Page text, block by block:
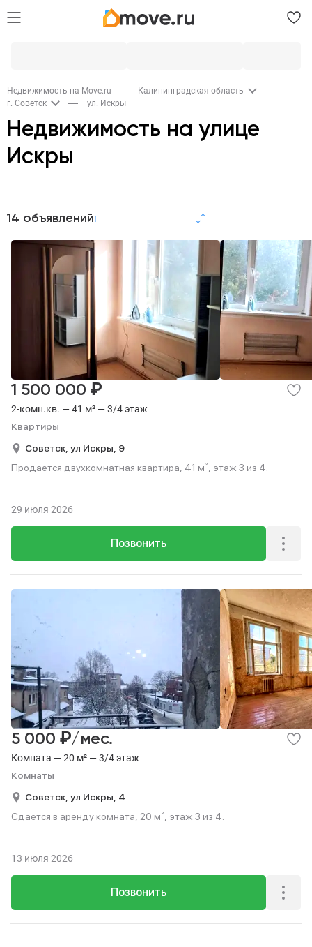
Недвижимость на Move.ru
Калининградская область
г. Советск
ул. Искры
Недвижимость на улице
Искры
Аренда
Квартиры Комнаты 1 Коммерческая 7
14 объявлений
2-комн.кв. — 41 м² — 3/4 этаж
Квартиры
1 500 000 ₽
Советск, ул Искры, 9
Продается двухкомнатная квартира, 41 м², этаж 3 из 4.
Позвонить
29 июля 2026
Комната — 20 м² — 3/4 этаж
Комнаты
5 000 ₽/мес.
Советск, ул Искры, 4
Сдается в аренду комната, 20 м², этаж 3 из 4.
Позвонить
13 июля 2026